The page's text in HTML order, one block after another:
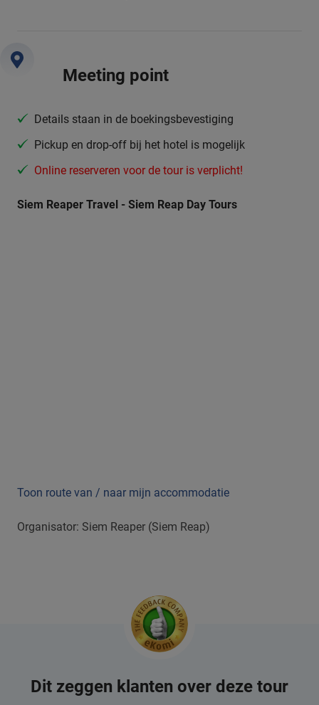
Meeting point
Details staan in de boekingsbevestiging
Pickup en drop-off bij het hotel is mogelijk
Online reserveren voor de tour is verplicht!
Siem Reaper Travel - Siem Reap Day Tours
Toon route van / naar mijn accommodatie
Organisator: Siem Reaper (Siem Reap)
Dit zeggen klanten over deze tour